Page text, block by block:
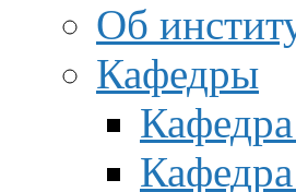
Об
Кафедры